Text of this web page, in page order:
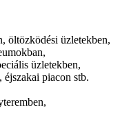
öltözködési üzletekben,
üzletekben,
piacon stb.